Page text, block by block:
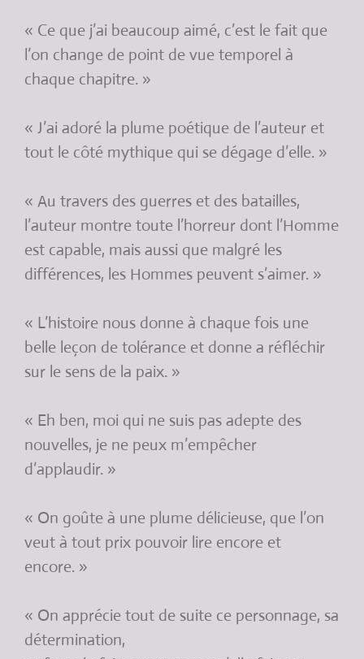
« Ce que j’ai beaucoup aimé, c’est le fait que
l’on change de point de vue temporel à
chaque chapitre. »
« J’ai adoré la plume poétique de l’auteur et
tout le côté mythique qui se dégage d’elle. »
« Au travers des guerres et des batailles,
l’auteur montre toute l’horreur dont l’Homme
est capable, mais aussi que malgré les
différences, les Hommes peuvent s’aimer. »
« L’histoire nous donne à chaque fois une
belle leçon de tolérance et donne a réfléchir
sur le sens de la paix. »
« Eh ben, moi qui ne suis pas adepte des
nouvelles, je ne peux m’empêcher
d’applaudir. »
« On goûte à une plume délicieuse, que l’on
veut à tout prix pouvoir lire encore et
encore. »
« On apprécie tout de suite ce personnage, sa
détermination,